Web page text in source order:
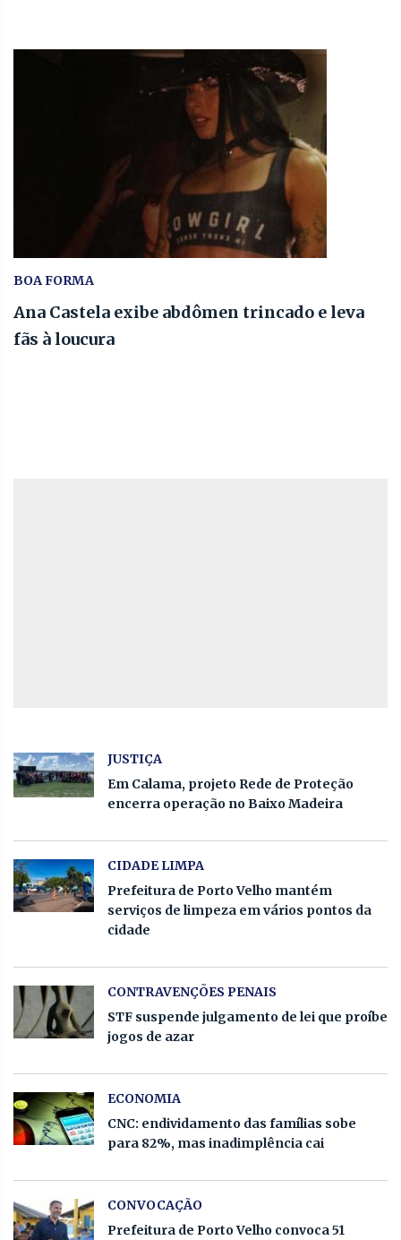
BOA FORMA
Ana Castela exibe abdômen trincado e leva
fãs à loucura
JUSTIÇA
Em Calama, projeto Rede de Proteção
encerra operação no Baixo Madeira
CIDADE LIMPA
Prefeitura de Porto Velho mantém
serviços de limpeza em vários pontos da
cidade
CONTRAVENÇÕES PENAIS
STF suspende julgamento de lei que proíbe
jogos de azar
ECONOMIA
CNC: endividamento das famílias sobe
para 82%, mas inadimplência cai
CONVOCAÇÃO
Prefeitura de Porto Velho convoca 51